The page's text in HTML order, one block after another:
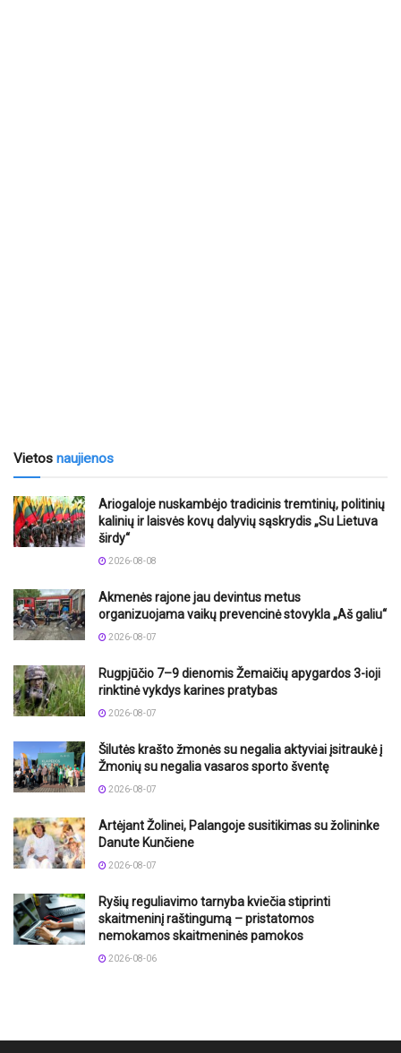
Vietos naujienos
Ariogaloje nuskambėjo tradicinis tremtinių, politinių
kalinių ir laisvės kovų dalyvių sąskrydis „Su Lietuva
širdy“
2026-08-08
Akmenės rajone jau devintus metus
organizuojama vaikų prevencinė stovykla „Aš galiu“
2026-08-07
Rugpjūčio 7–9 dienomis Žemaičių apygardos 3-ioji
rinktinė vykdys karines pratybas
2026-08-07
Šilutės krašto žmonės su negalia aktyviai įsitraukė į
Žmonių su negalia vasaros sporto šventę
2026-08-07
Artėjant Žolinei, Palangoje susitikimas su žolininke
Danute Kunčiene
2026-08-07
Ryšių reguliavimo tarnyba kviečia stiprinti
skaitmeninį raštingumą – pristatomos
nemokamos skaitmeninės pamokos
2026-08-06